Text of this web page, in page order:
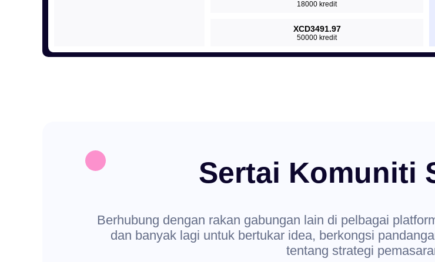
18000 kredit
XCD3491.97
50000 kredit
Sertai Komuniti
Berhubung dengan rakan gabungan lain di pelbagai
dan banyak lagi untuk bertukar idea, berkongsi
tentang strategi